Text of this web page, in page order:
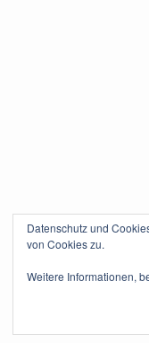
Datenschutz und
von Cookies zu.
Weitere Informationen,